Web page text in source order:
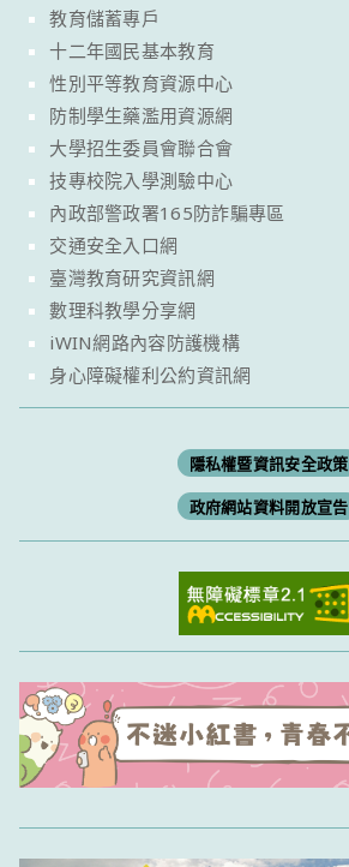
教育儲蓄專戶
十二年國民基本教育
性別平等教育資源中心
防制學生藥濫用資源網
大學招生委員會聯合會
技專校院入學測驗中心
內政部警政署165防詐騙專區
交通安全入口網
臺灣教育研究資訊網
數理科教學分享網
iWIN網路內容防護機構
身心障礙權利公約資訊網
隱私權暨資訊安全政策
政府網站資料開放宣告